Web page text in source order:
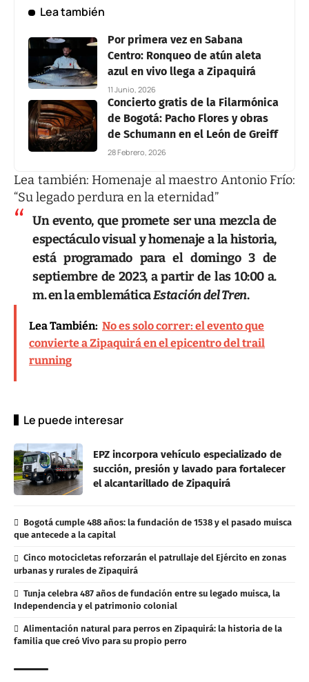
Lea también
Por primera vez en Sabana
Centro: Ronqueo de atún aleta
azul en vivo llega a Zipaquirá
11 Junio, 2026
Concierto gratis de la Filarmónica
de Bogotá: Pacho Flores y obras
de Schumann en el León de Greiff
28 Febrero, 2026
Lea también: Homenaje al maestro Antonio Frío:
“Su legado perdura en la eternidad”
Un evento, que promete ser una mezcla de
espectáculo visual y homenaje a la historia,
está programado para el domingo 3 de
septiembre de 2023, a partir de las 10:00 a.
m. en la emblemáticaEstación del Tren.
Lea También: No es solo correr: el evento que
convierte a Zipaquirá en el epicentro del trail
running
Le puede interesar
EPZ incorpora vehículo especializado de
succión, presión y lavado para fortalecer
el alcantarillado de Zipaquirá
Bogotá cumple 488 años: la fundación de 1538 y el pasado muisca
que antecede a la capital
Cinco motocicletas reforzarán el patrullaje del Ejército en zonas
urbanas y rurales de Zipaquirá
Tunja celebra 487 años de fundación entre su legado muisca, la
Independencia y el patrimonio colonial
Alimentación natural para perros en Zipaquirá: la historia de la
familia que creó Vivo para su propio perro